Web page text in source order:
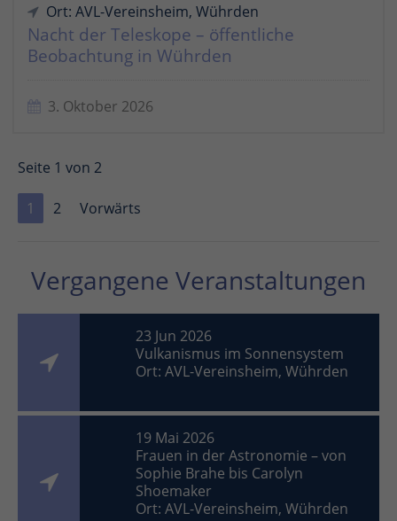
Ort: AVL-Vereinsheim, Wührden
Nacht der Teleskope – öffentliche
Beobachtung in Wührden
3. Oktober 2026
Seite 1 von 2
1 2 Vorwärts
Vergangene Veranstaltungen
23 Jun 2026
Vulkanismus im Sonnensystem
Ort: AVL-Vereinsheim, Wührden
19 Mai 2026
Frauen in der Astronomie – von
Sophie Brahe bis Carolyn
Shoemaker
Ort: AVL-Vereinsheim, Wührden